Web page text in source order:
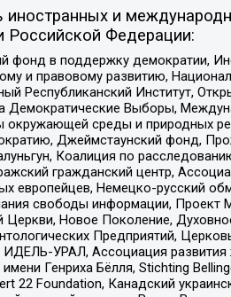
иностранных и
Российской Федерации:
фонд в поддержку демократии,
и правовому развитию,
Республиканский Институт,
Демократические Выборы,
окружающей среды и природных
Джеймстаунский фонд,
Коалиция по
гражданский центр,
европейцев, Немецко-русский
свободы информации, Проект
Церкви, Новое Поколение,
Предприятий,
УРАЛ, Ассоциация развития
Генриха Бёлля, Stichting
22 Foundation, Канадский